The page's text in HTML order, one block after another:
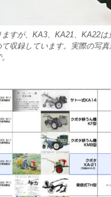
すが、KA3、KA21、KA22
収録しています。実際の写